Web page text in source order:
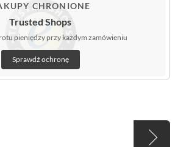
CHRONIONE
Trusted Shops
pieniędzy przy każdym zamówieniu
Sprawdź ochronę